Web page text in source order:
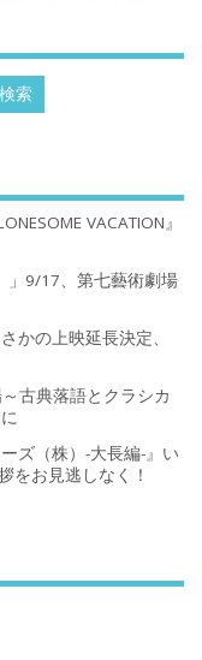
VACATION』
」9/17、第七藝術劇場
かの上映延長決定、
古典落語とクラシカ
ズ（株）-大長編-』い
をお見逃しなく！